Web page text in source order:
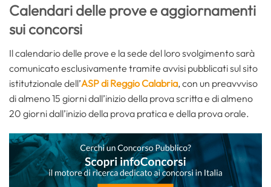
Calendari delle prove e aggiornamenti
sui concorsi
Il calendario delle prove e la sede del loro svolgimento sarà
comunicato esclusivamente tramite avvisi pubblicati sul sito
istitutzionale dell’ASP di Reggio Calabria, con un preavvviso
di almeno 15 giorni dall’inizio della prova scritta e di almeno
20 giorni dall’inizio della prova pratica e della prova orale.